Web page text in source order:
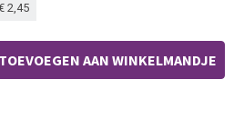
2,45
TOEVOEGEN AAN WINKELMANDJE